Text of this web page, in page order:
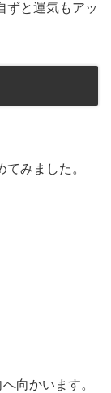
ずと運気もアッ
みました。
向かいます。